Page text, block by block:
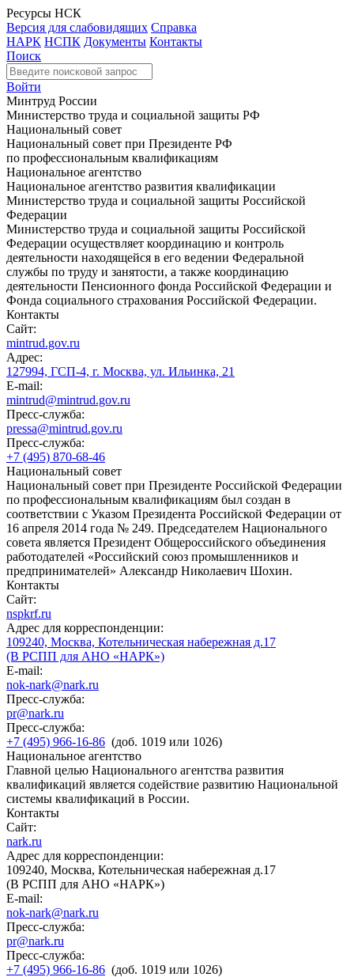
Ресурсы НСК
Версия для слабовидящих Справка
НАРК НСПК Документы Контакты
Поиск
Войти
Минтруд России
Министерство труда и социальной защиты РФ
Национальный совет
Национальный совет при Президенте РФ
по профессиональным квалификациям
Национальное агентство
Национальное агентство развития квалификации
Министерство труда и социальной защиты Российской
Федерации
Министерство труда и социальной защиты Российской
Федерации осуществляет координацию и контроль
деятельности находящейся в его ведении Федеральной
службы по труду и занятости, а также координацию
деятельности Пенсионного фонда Российской Федерации и
Фонда социального страхования Российской Федерации.
Контакты
Сайт:
mintrud.gov.ru
Адрес:
127994, ГСП-4, г. Москва, ул. Ильинка, 21
E-mail:
mintrud@mintrud.gov.ru
Пресс-служба:
pressa@mintrud.gov.ru
Пресс-служба:
+7 (495) 870-68-46
Национальный совет
Национальный совет при Президенте Российской Федерации
по профессиональным квалификациям был создан в
соответствии с Указом Президента Российской Федерации от
16 апреля 2014 года № 249. Председателем Национального
совета является Президент Общероссийского объединения
работодателей «Российский союз промышленников и
предпринимателей» Александр Николаевич Шохин.
Контакты
Сайт:
nspkrf.ru
Адрес для корреспонденции:
109240, Москва, Котельническая набережная д.17
(В РСПП для АНО «НАРК»)
E-mail:
nok-nark@nark.ru
Пресс-служба:
pr@nark.ru
Пресс-служба:
+7 (495) 966-16-86 (доб. 1019 или 1026)
Национальное агентство
Главной целью Национального агентства развития
квалификаций является содействие развитию Национальной
системы квалификаций в России.
Контакты
Сайт:
nark.ru
Адрес для корреспонденции:
109240, Москва, Котельническая набережная д.17
(В РСПП для АНО «НАРК»)
E-mail:
nok-nark@nark.ru
Пресс-служба:
pr@nark.ru
Пресс-служба:
+7 (495) 966-16-86 (доб. 1019 или 1026)